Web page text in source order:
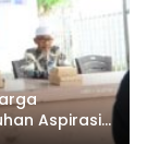
Aspirasi